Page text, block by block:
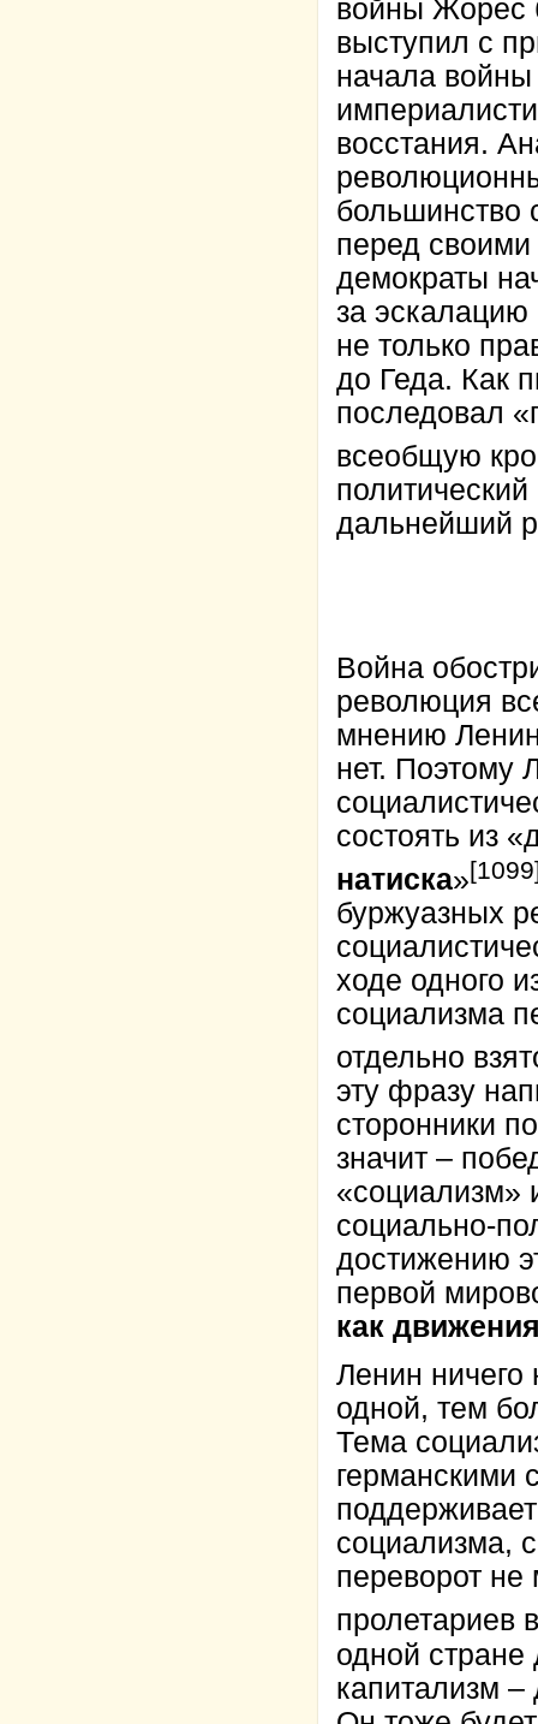
войны Жорес
выступил с
начала
восстания.
большинство
перед своими
демократы
за
не только
до Геда. Как
последовал
всеобщую
дальнейший
Война
революция
мнению
нет. Поэтому
состоять из
натиска»
буржуазных
ходе одного
социализма
отдельно
эту фразу
сторонники
значит –
«социализм»
социально-
достижению
первой
как
Ленин ничего
одной, тем
Тема
германскими
социализма,
переворот
пролетариев
одной
капитализм –